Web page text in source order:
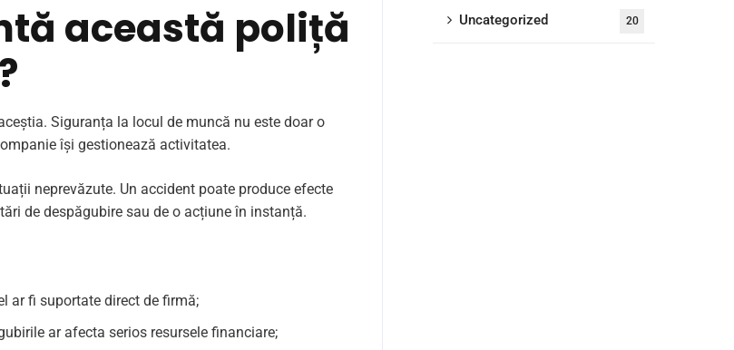
această poliță
Siguranța la locul de muncă nu este doar o
își gestionează activitatea.
neprevăzute. Un accident poate produce efecte
de despăgubire sau de o acțiune în instanță.
ar fi suportate direct de firmă;
ar afecta serios resursele financiare;
Uncategorized 20